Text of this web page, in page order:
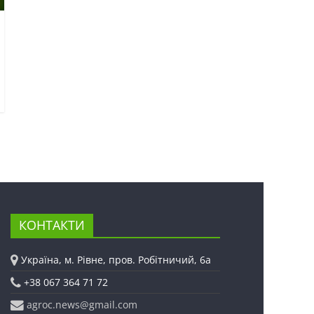
КОНТАКТИ
Україна, м. Рівне, пров. Робітничий, 6а
+38 067 364 71 72
agroc.news@gmail.com